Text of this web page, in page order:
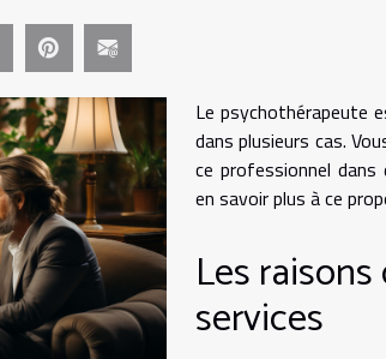
Le psychothérapeute
dans plusieurs cas.
ce professionnel
en savoir plus à ce
Les
services